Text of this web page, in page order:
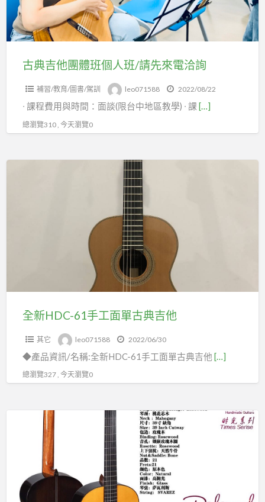
班
個
人
古典吉他團體班個人班/請先來電洽詢
補習/教育/圖書/駕訓 leo071588 2022/08/22
∙ 課程費用與時間：面談(限台中地區教學) ∙ 課 […]
總瀏覽310 , 今天瀏覽0
古
全新HDC-61手工面單古典吉他
其它 leo071588 2022/06/30
◆產品資訊/名稱:全新HDC-61手工面單古典吉他 […]
總瀏覽327 , 今天瀏覽0